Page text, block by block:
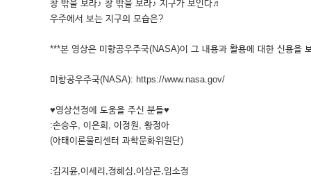
창 밖을 보라♪ 창 밖을 보라♪ 지구가 보인다♬
우주에서 보는 지구의 모습은?
***본 영상은 미항공우주국(NASA)이 그 내용과 활용에 대한 신용을
미항공우주국(NASA): https://www.nasa.gov/
♥영상선정에 도움을 주신 분들♥
:손승우, 이은희, 이정원, 황정아
(아태이론물리센터 과학문화위원단)
:김지윤,이세리,정혜심,이상곤,임소정